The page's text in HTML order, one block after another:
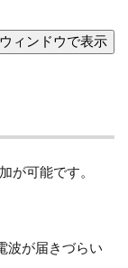
が可能です。
波が届きづらい